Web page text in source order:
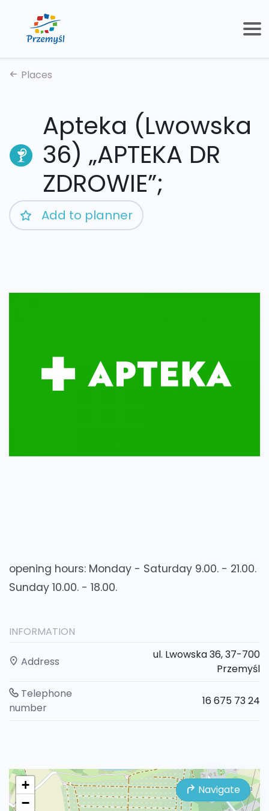
Places
Apteka (Lwowska
36) „APTEKA DR
ZDROWIE”;
Add to planner
opening hours: Monday - Saturday 9.00. - 21.00.
Sunday 10.00. - 18.00.
INFORMATION
Address
ul. Lwowska 36, 37-700
Przemyśl
Telephone
number
16 675 73 24
Navigate
+
−